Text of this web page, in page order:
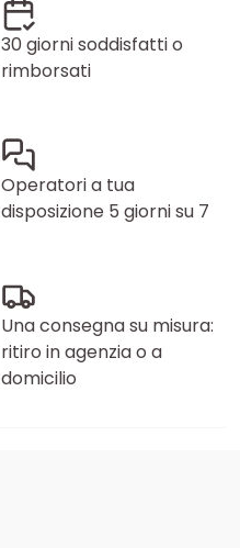
30 giorni soddisfatti o
rimborsati
Operatori a tua
disposizione 5 giorni su 7
Una consegna su misura:
ritiro in agenzia o a
domicilio